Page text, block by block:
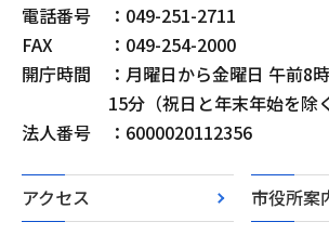
電話番号
：049-251-2711
FAX
：049-254-2000
開庁時間
：月曜日から金曜日 午前8
15分（祝日と年末年始を除
法人番号
：6000020112356
アクセス
市役所案